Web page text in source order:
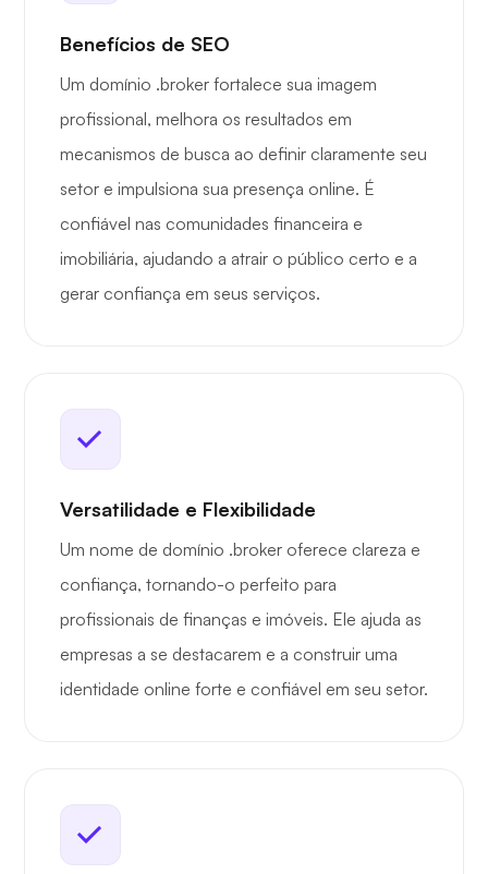
Benefícios de SEO
Um domínio .broker fortalece sua imagem
profissional, melhora os resultados em
mecanismos de busca ao definir claramente seu
setor e impulsiona sua presença online. É
confiável nas comunidades financeira e
imobiliária, ajudando a atrair o público certo e a
gerar confiança em seus serviços.
Versatilidade e Flexibilidade
Um nome de domínio .broker oferece clareza e
confiança, tornando-o perfeito para
profissionais de finanças e imóveis. Ele ajuda as
empresas a se destacarem e a construir uma
identidade online forte e confiável em seu setor.